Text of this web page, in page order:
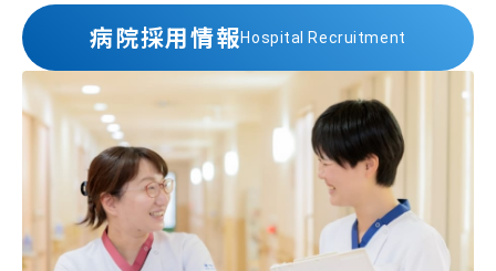
病院採用情報Hospital Recruitment